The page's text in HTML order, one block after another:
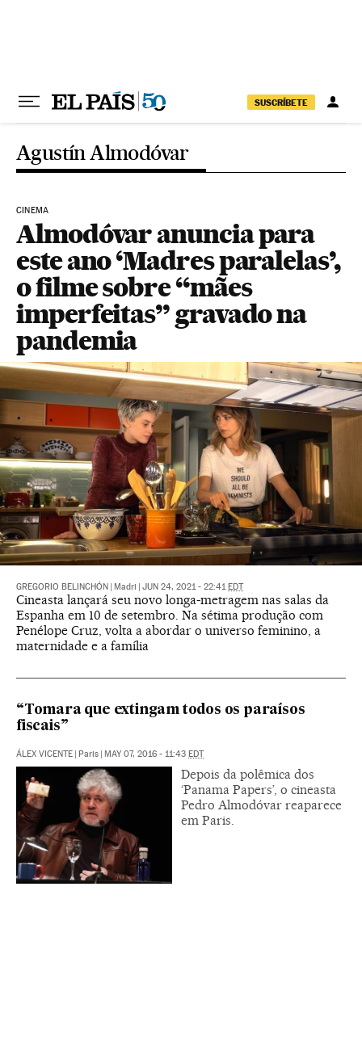
SUSCRÍBETE
Agustín Almodóvar
CINEMA
Almodóvar anuncia para
este ano ‘Madres paralelas’,
o filme sobre “mães
imperfeitas” gravado na
pandemia
GREGORIO BELINCHÓN Madri JUN 24, 2021 - 22:41 EDT
Cineasta lançará seu novo longa-metragem nas salas da
Espanha em 10 de setembro. Na sétima produção com
Penélope Cruz, volta a abordar o universo feminino, a
maternidade e a família
“Tomara que extingam todos os paraísos
fiscais”
ÁLEX VICENTE Paris MAY 07, 2016 - 11:43 EDT
Depois da polêmica dos
‘Panama Papers’, o cineasta
Pedro Almodóvar reaparece
em Paris.